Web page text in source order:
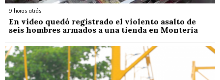
9 horas atrás
En video quedó registrado el violento asalto de
seis hombres armados a una tienda en Montería